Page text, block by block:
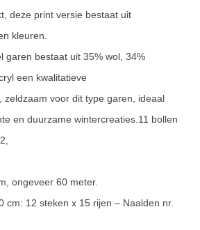
deze print versie bestaat uit
kleuren.
garen bestaat uit 35% wol, 34%
een kwalitatieve
zeldzaam voor dit type garen, ideaal
en duurzame wintercreaties.11 bollen
ongeveer 60 meter.
cm: 12 steken x 15 rijen – Naalden nr.